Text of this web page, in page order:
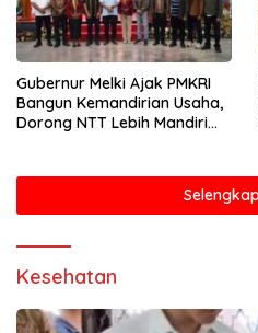
Gubernur Melki Ajak PMKRI
Bangun Kemandirian Usaha,
Dorong NTT Lebih Mandiri
Kesehatan